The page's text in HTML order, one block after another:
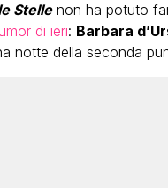
Stelle non ha potuto
di ieri: Barbara
notte della seconda